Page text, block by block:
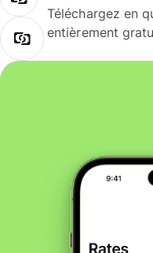
Téléchargez en
entièrement